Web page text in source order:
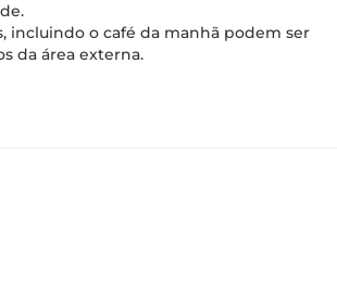
incluindo o café da manhã podem ser
da área externa.